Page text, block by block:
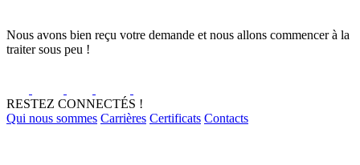
Nous avons bien reçu votre demande et nous allons commencer à la
traiter sous peu !
RESTEZ CONNECTÉS !
Qui nous sommes Carrières Certificats Contacts